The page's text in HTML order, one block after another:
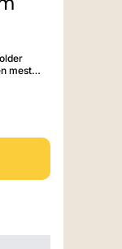
blitt